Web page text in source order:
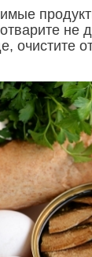
не
очистите